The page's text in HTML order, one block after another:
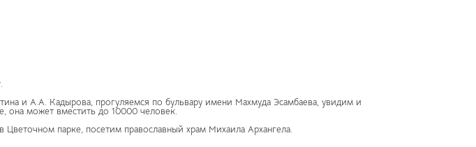
и А.А. Кадырова, прогуляемся по бульвару имени Махмуда Эсамбаева, увидим и
она может вместить до 10000 человек.
парке, посетим православный храм Михаила Архангела.